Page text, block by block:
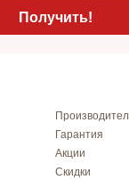
Гарантия
Акции
Скидки